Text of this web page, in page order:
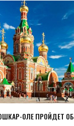
ОЛЕ ПРОЙДЕТ